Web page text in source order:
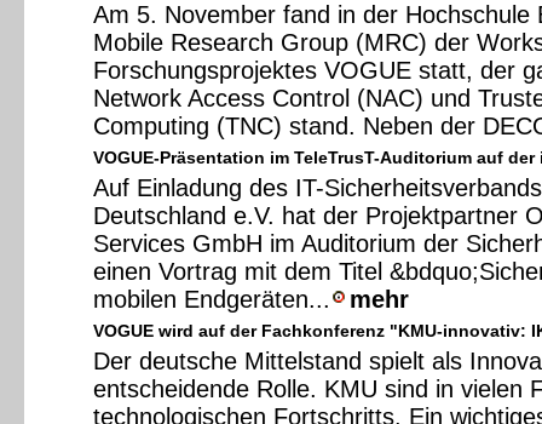
Am 5. November fand in der Hochschule
Mobile Research Group (MRC) der
Forschungsprojektes VOGUE statt, der
Network Access Control (NAC) und
Computing (TNC) stand. Neben der
VOGUE-Präsentation im TeleTrusT-Auditorium auf der
Auf Einladung des IT-
Deutschland e.V. hat der Projektpartner
Services GmbH im Auditorium der
einen Vortrag mit dem Titel
mobilen Endgeräten...
mehr
VOGUE wird auf der Fachkonferenz "KMU-innovativ:
Der deutsche Mittelstand spielt als
entscheidende Rolle. KMU sind in vielen
technologischen Fortschritts. Ein